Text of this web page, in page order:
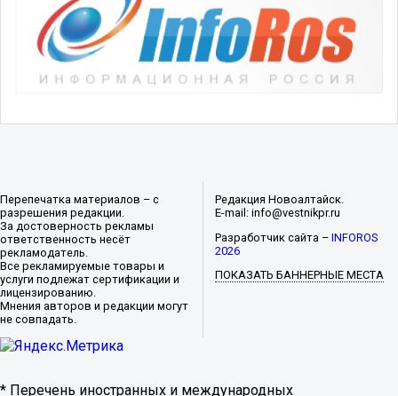
Перепечатка материалов – с
разрешения редакции.
За достоверность рекламы
ответственность несёт
рекламодатель.
Все рекламируемые товары и
услуги подлежат сертификации и
лицензированию.
Мнения авторов и редакции могут
не совпадать.
Редакция Новоалтайск.
E-mail: info@vestnikpr.ru
Разработчик сайта –INFOROS
2026
ПОКАЗАТЬ БАННЕРНЫЕ МЕСТА
* Перечень иностранных и международных